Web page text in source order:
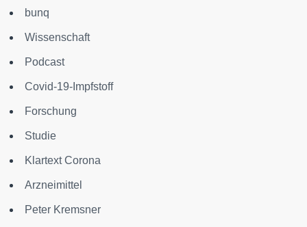
bunq
Wissenschaft
Podcast
Covid-19-Impfstoff
Forschung
Studie
Klartext Corona
Arzneimittel
Peter Kremsner